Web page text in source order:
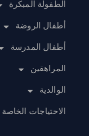
الطفولة المبكرة
أطفال الروضة
أطفال المدرسة
المراهقين
الوالدية
الاحتياجات الخاصة